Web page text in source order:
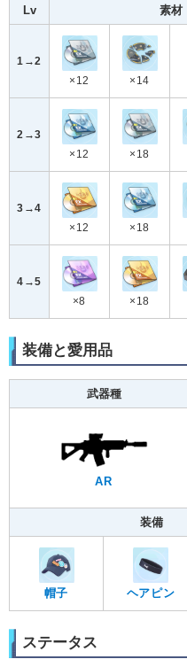
Lv 素材
1→2
×12
×14
2→3
×12
×18
3→4
×12
×18
4→5
×8
×18
装備と愛用品
武器種
AR
装備
帽子 ヘアピン
ステータス